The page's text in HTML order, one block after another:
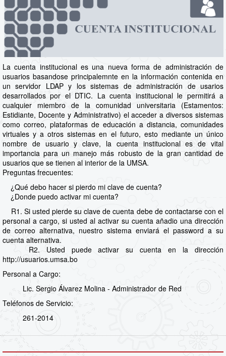
La cuenta institucional es una nueva forma de administración de
usuarios basandose principalemnte en la información contenida en
un servidor LDAP y los sistemas de administración de usarios
desarrollados por el DTIC. La cuenta institucional le permitirá a
cualquier miembro de la comunidad universitaria (Estamentos:
Estidiante, Docente y Administrativo) el acceder a diversos sistemas
como correo, plataformas de educación a distancia, comunidades
virtuales y a otros sistemas en el futuro, esto mediante un único
nombre de usuario y clave, la cuenta institucional es de vital
importancia para un manejo más robusto de la gran cantidad de
usuarios que se tienen al interior de la UMSA.
Preguntas frecuentes:
¿Qué debo hacer si pierdo mi clave de cuenta?
¿Donde puedo activar mi cuenta?
R1. Si usted pierde su clave de cuenta debe de contactarse con el
personal a cargo, si usted al activar su cuenta añadio una dirección
de correo alternativa, nuestro sistema enviará el password a su
cuenta alternativa.
R2. Usted puede activar su cuenta en la dirección
http://usuarios.umsa.bo
Personal a Cargo:
Lic. Sergio Álvarez Molina - Administrador de Red
Teléfonos de Servicio:
261-2014